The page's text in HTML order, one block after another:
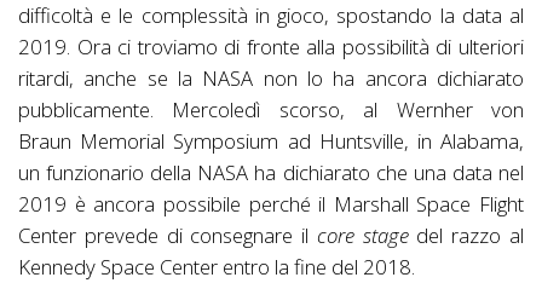
difficoltà e le complessità in gioco, spostando la data al
2019. Ora ci troviamo di fronte alla possibilità di ulteriori
ritardi, anche se la NASA non lo ha ancora dichiarato
pubblicamente. Mercoledì scorso, al Wernher von
Braun Memorial Symposium ad Huntsville, in Alabama,
un funzionario della NASA ha dichiarato che una data nel
2019 è ancora possibile perché il Marshall Space Flight
Center prevede di consegnare il core stagedel razzo al
Kennedy Space Center entro la fine del 2018.